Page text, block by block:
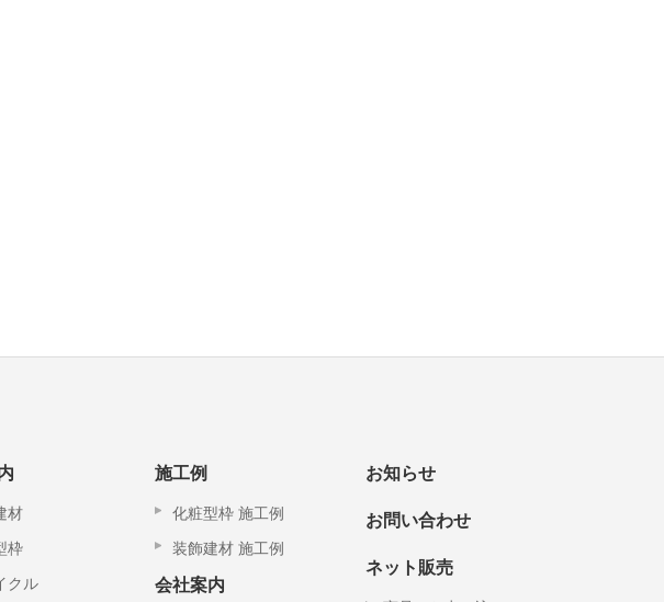
材
枠
クル
施工例
化粧型枠 施工例
装飾建材 施工例
会社案内
お知らせ
お問い合わせ
ネット販売